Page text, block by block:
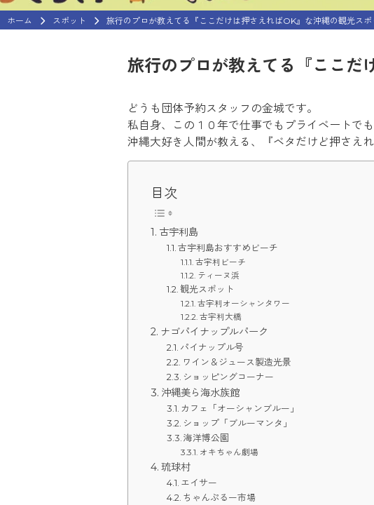
ホーム スポット 旅行のプロが教えてる『ここだけは押さえればOK』な沖縄の観光ス
旅行のプロが教えてる『ここだ
どうも団体予約スタッフの金城です。
私自身、この１０年で仕事でもプライベートで
沖縄大好き人間が教える、『ベタだけど押さえ
目次
古宇利島
古宇利島おすすめビーチ
古宇利ビーチ
ティーヌ浜
観光スポット
古宇利オーシャンタワー
古宇利大橋
ナゴパイナップルパーク
パイナップル号
ワイン＆ジュース製造光景
ショッピングコーナー
沖縄美ら海水族館
カフェ「オーシャンブルー」
ショップ「ブルーマンタ」
海洋博公園
オキちゃん劇場
琉球村
エイサー
ちゃんぷるー市場